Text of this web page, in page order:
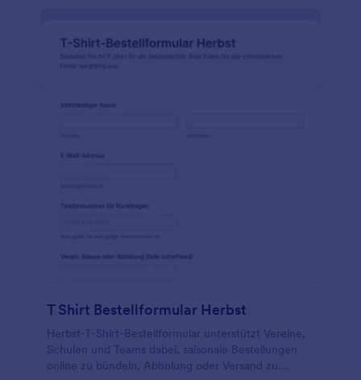
T Shirt Bestellformular Herbst
Herbst-T-Shirt-Bestellformular unterstützt Vereine,
Schulen und Teams dabei, saisonale Bestellungen
online zu bündeln, Abholung oder Versand zu